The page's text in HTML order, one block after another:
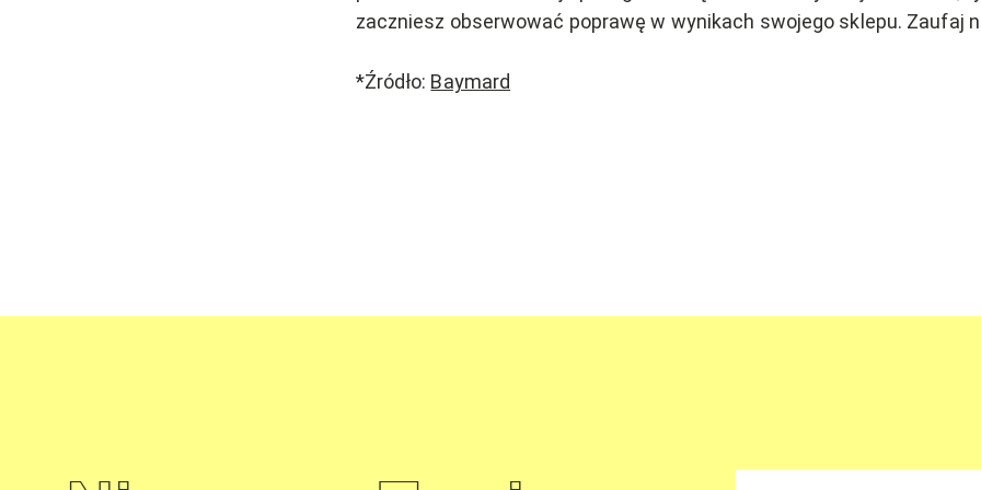
zaczniesz obserwować poprawę w wynikach swojego sklepu. Zaufaj
*Źródło: Baymard